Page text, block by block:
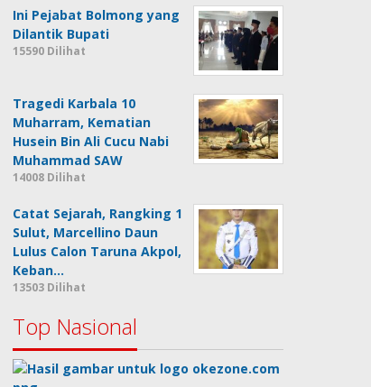
Ini Pejabat Bolmong yang
Dilantik Bupati
15590 Dilihat
Tragedi Karbala 10
Muharram, Kematian
Husein Bin Ali Cucu Nabi
Muhammad SAW
14008 Dilihat
Catat Sejarah, Rangking 1
Sulut, Marcellino Daun
Lulus Calon Taruna Akpol,
Keban…
13503 Dilihat
Top Nasional